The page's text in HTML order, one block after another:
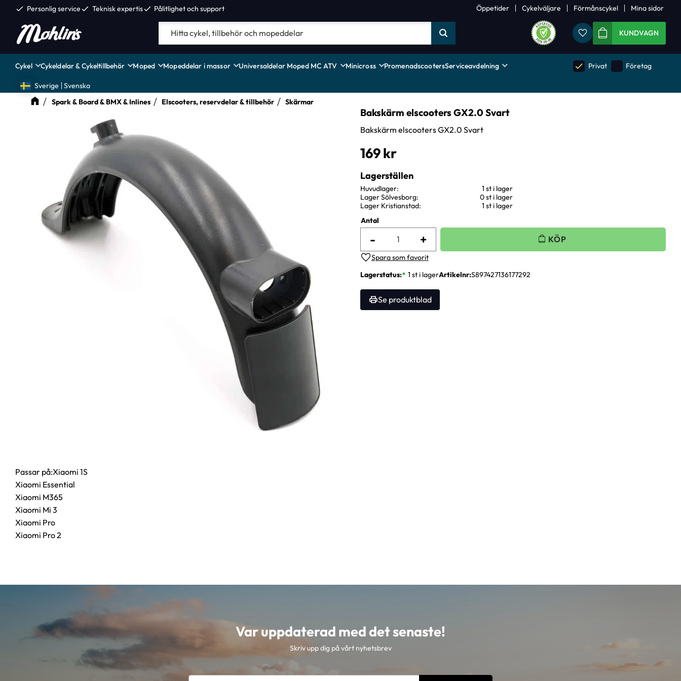
check Personlig servicecheck Teknisk expertischeck Pålitlighet och support Öppetider Cykelväljare Förmånscykel Mina sidor
FavoriterKUNDVAGN
Cykel Cykeldelar & Cykeltillbehör Moped Mopeddelar i massor Universaldelar Moped MC ATV Minicross PromenadscootersServiceavdelning done Privat Företag
Sverige
Svenska
Spark & Board & BMX & Inlines
Elscooters, reservdelar & tillbehör Skärmar
Bakskärm elscooters GX2.0 Svart
Bakskärm elscooters GX2.0 Svart
169kr
Antal
+
-
Lägg till i favoriter
Lagerstatus 1 st i lagerArtikelnr S897427136177292
Se produktblad
Lagerställen
Huvudlager
1 st i lager
Lager Sölvesborg
0 st i lager
Lager Kristianstad
1 st i lager
Passar på:Xiaomi 1S
Xiaomi Essential
Xiaomi M365
Xiaomi Mi 3
Xiaomi Pro
Xiaomi Pro 2
Var uppdaterad med det senaste!
Skriv upp dig på vårt nyhetsbrev